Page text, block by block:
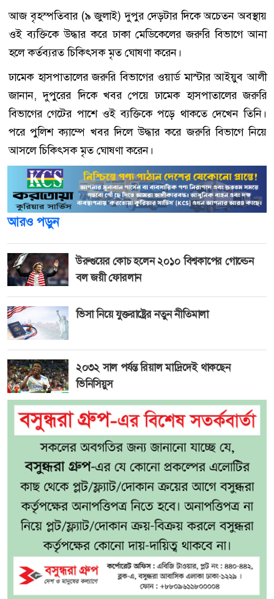
আজ বৃহস্পতিবার (৯ জুলাই) দুপুর দেড়টার দিকে অচেতন অবস্থায়
ওই ব্যক্তিকে উদ্ধার করে ঢাকা মেডিকেলের জরুরি বিভাগে আনা
হলে কর্তব্যরত চিকিৎসক মৃত ঘোষণা করেন।
ঢামেক হাসপাতালের জরুরি বিভাগের ওয়ার্ড মাস্টার আইয়ুব আলী
জানান, দুপুরের দিকে খবর পেয়ে ঢামেক হাসপাতালের জরুরি
বিভাগের গেটের পাশে ওই ব্যক্তিকে পড়ে থাকতে দেখেন তিনি।
পরে পুলিশ ক্যাম্পে খবর দিলে উদ্ধার করে জরুরি বিভাগে নিয়ে
আসলে চিকিৎসক মৃত ঘোষণা করেন।
আরও পড়ুন
উরুগুয়ের কোচ হলেন ২০১০ বিশ্বকাপের গোল্ডেন
বল জয়ী ফোরলান
ভিসা নিয়ে যুক্তরাষ্ট্রের নতুন নীতিমালা
২০৩২ সাল পর্যন্ত রিয়াল মাদ্রিদেই থাকছেন
ভিনিসিয়ুস